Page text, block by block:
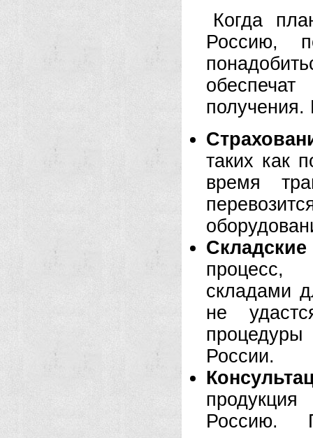
Когда
Россию,
получения.
таких как
время
процесс,
складами
не
России.
Россию.